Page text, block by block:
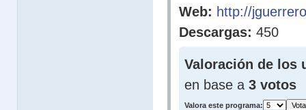
Web: http://
Descargas: 450
Valoración de los
en base a 3 votos
Valora este programa: